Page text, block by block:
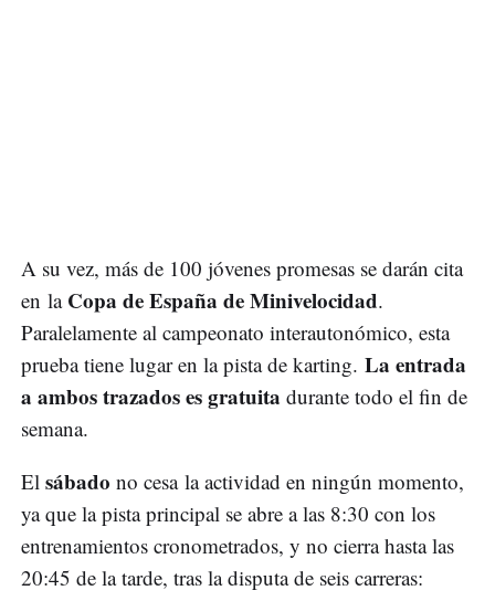
A su vez, más de 100 jóvenes promesas se darán cita
en la Copa de España de Minivelocidad.
Paralelamente al campeonato interautonómico, esta
prueba tiene lugar en la pista de karting. La entrada
a ambos trazados es gratuita durante todo el fin de
semana.
El sábado no cesa la actividad en ningún momento,
ya que la pista principal se abre a las 8:30 con los
entrenamientos cronometrados, y no cierra hasta las
20:45 de la tarde, tras la disputa de seis carreras: